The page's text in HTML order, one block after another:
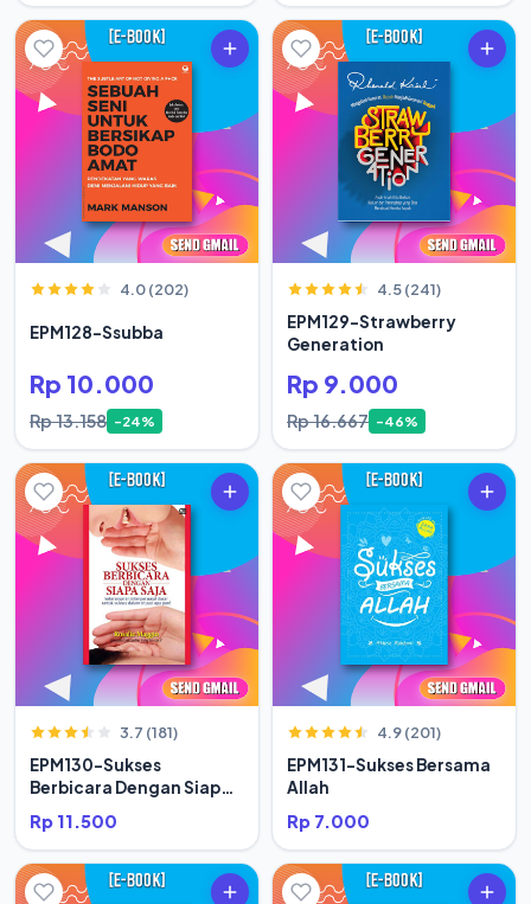
4.0 (202)
EPM128-Ssubba
Rp 10.000
Rp 13.158 -24%
4.5 (241)
EPM129-Strawberry
Generation
Rp 9.000
Rp 16.667 -46%
3.7 (181)
EPM130-Sukses
Berbicara Dengan Siapa
Rp 11.500
4.9 (201)
EPM131-Sukses Bersama
Allah
Rp 7.000